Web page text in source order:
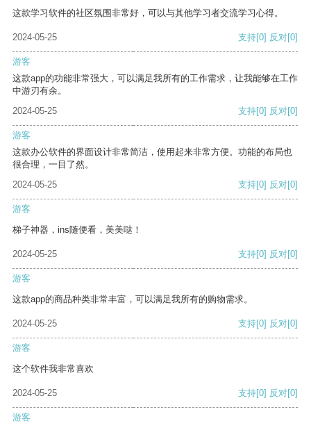
这款学习软件的社区氛围非常好，可以与其他学习者交流学习心得。
2024-05-25 支持[0] 反对[0]
游客
这款app的功能非常强大，可以满足我所有的工作需求，让我能够在工作
中游刃有余。
2024-05-25
支持[0] 反对[0]
游客
这款办公软件的界面设计非常简洁，使用起来非常方便。功能的布局也
很合理，一目了然。
2024-05-25
支持[0] 反对[0]
游客
梯子神器，ins随便看，美美哒！
2024-05-25 支持[0] 反对[0]
游客
这款app的商品种类非常丰富，可以满足我所有的购物需求。
2024-05-25 支持[0] 反对[0]
游客
这个软件我非常喜欢
2024-05-25 支持[0] 反对[0]
游客